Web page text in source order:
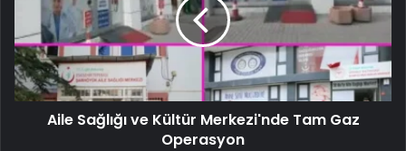
Aile Sağlığı ve Kültür Merkezi'nde Tam Gaz
Operasyon